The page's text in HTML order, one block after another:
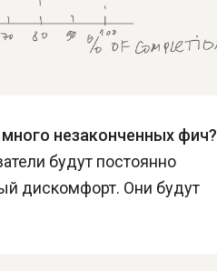
незаконченных фич?
будут постоянно
дискомфорт. Они будут